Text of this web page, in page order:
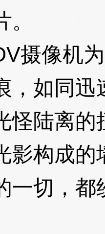
像机为
，如同
怪陆离的
构成的
切，都